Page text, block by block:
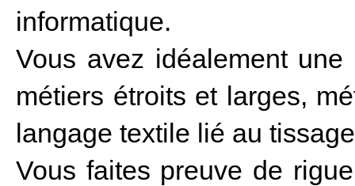
informatique.
Vous avez idéalement
métiers étroits et larges,
langage textile lié au
Vous faites preuve de